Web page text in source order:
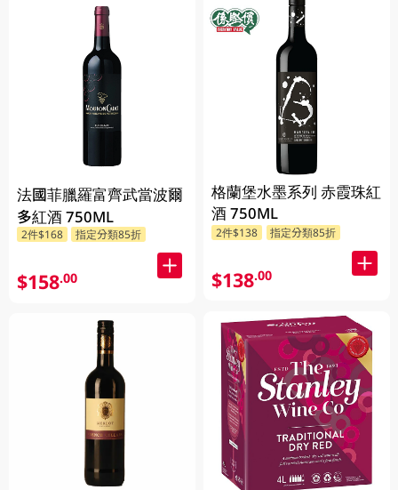
法國菲臘羅富齊武當波爾
多紅酒 750ML
2件$168 指定分類85折
$158.00
格蘭堡水墨系列 赤霞珠紅
酒 750ML
2件$138 指定分類85折
$138.00